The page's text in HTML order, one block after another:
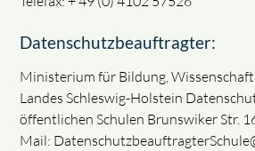
Datenschutzbeauftragter:
Ministerium für Bildung,
Landes Schleswig-Holstein
öffentlichen Schulen Brunswiker Str.
Mail: